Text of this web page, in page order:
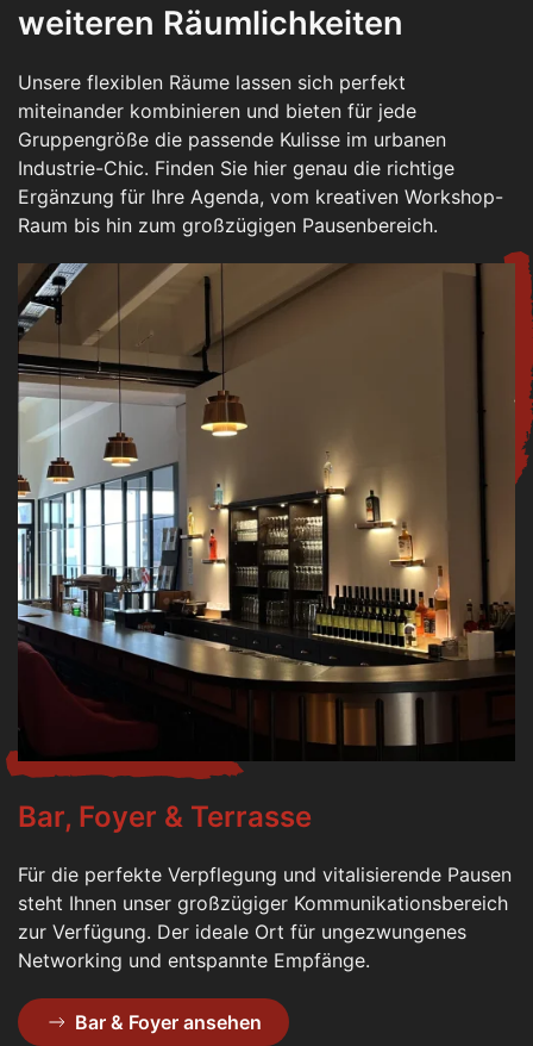
weiteren Räumlichkeiten
Unsere flexiblen Räume lassen sich perfekt
miteinander kombinieren und bieten für jede
Gruppengröße die passende Kulisse im urbanen
Industrie-Chic. Finden Sie hier genau die richtige
Ergänzung für Ihre Agenda, vom kreativen Workshop-
Raum bis hin zum großzügigen Pausenbereich.
Bar, Foyer & Terrasse
Für die perfekte Verpflegung und vitalisierende Pausen
steht Ihnen unser großzügiger Kommunikationsbereich
zur Verfügung. Der ideale Ort für ungezwungenes
Networking und entspannte Empfänge.
Bar & Foyer ansehen